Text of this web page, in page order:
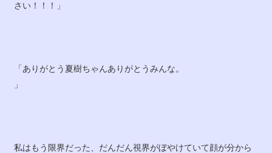
さい！！！」
「ありがとう夏樹ちゃんありがとうみんな。
」
私はもう限界だった、だんだん視界がぼやけていて顔が分から